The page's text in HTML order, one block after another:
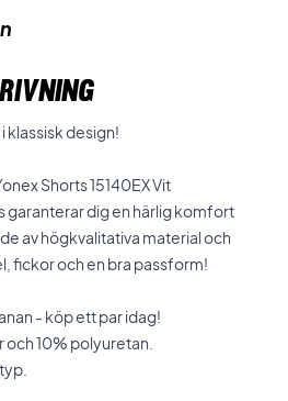
klassisk design!
Shorts 15140EX Vit
garanterar dig en härlig komfort
av högkvalitativa material och
fickor och en bra passform!
- köp ett par idag!
10% polyuretan.